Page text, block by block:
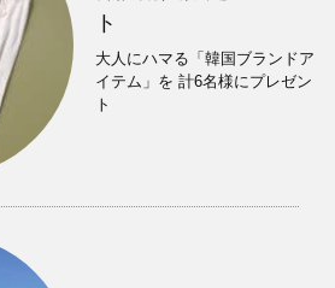
ト
大人にハマる「韓国ブランドア
イテム」を 計6名様にプレゼン
ト